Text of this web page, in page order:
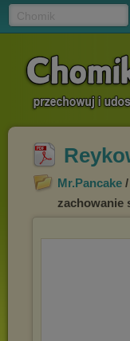
Mr.Pancake /
zachowanie